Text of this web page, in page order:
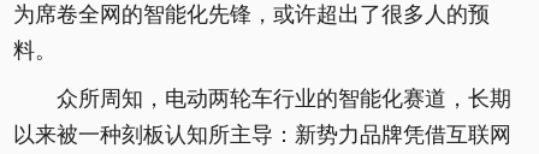
为席卷全网的智能化先锋，或许超出了很多人的预
料。
众所周知，电动两轮车行业的智能化赛道，长期
以来被一种刻板认知所主导：新势力品牌凭借互联网